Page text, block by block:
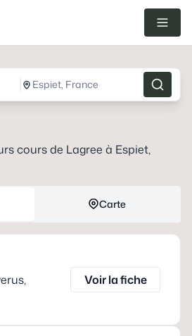
Espiet, France
cours de Lagree à Espiet,
Carte
,
Voir la fiche